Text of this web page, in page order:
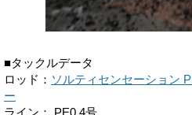
■タックルデータ
ロッド： ソルティセンセーション
ー